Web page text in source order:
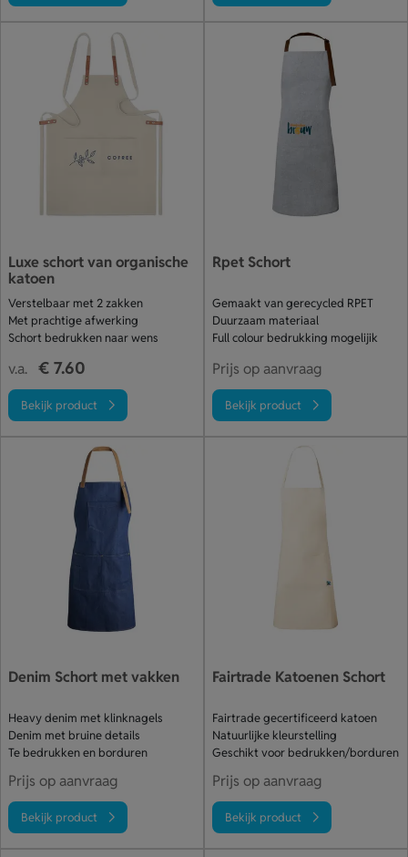
Luxe schort van organische
katoen
Verstelbaar met 2 zakken
Met prachtige afwerking
Schort bedrukken naar wens
v.a. € 7.60
Bekijk product
Rpet Schort
Gemaakt van gerecycled RPET
Duurzaam materiaal
Full colour bedrukking mogelijik
Prijs op aanvraag
Bekijk product
Denim Schort met vakken
Heavy denim met klinknagels
Denim met bruine details
Te bedrukken en borduren
Prijs op aanvraag
Bekijk product
Fairtrade Katoenen Schort
Fairtrade gecertificeerd katoen
Natuurlijke kleurstelling
Geschikt voor bedrukken/borduren
Prijs op aanvraag
Bekijk product